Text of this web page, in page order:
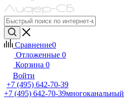
Сравнение0
Отложенные 0
Корзина 0
Войти
+7 (495) 642-70-39
+7 (495) 642-70-39многоканальный